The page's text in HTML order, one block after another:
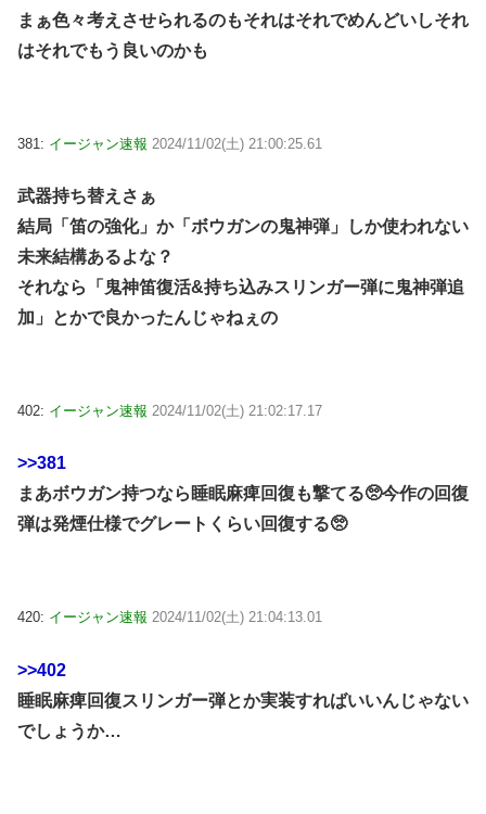
まぁ色々考えさせられるのもそれはそれでめんどいしそれ
はそれでもう良いのかも
381: イージャン速報 2024/11/02(土) 21:00:25.61
武器持ち替えさぁ
結局「笛の強化」か「ボウガンの鬼神弾」しか使われない
未来結構あるよな？
それなら「鬼神笛復活&持ち込みスリンガー弾に鬼神弾追
加」とかで良かったんじゃねぇの
402: イージャン速報 2024/11/02(土) 21:02:17.17
>>381
まあボウガン持つなら睡眠麻痺回復も撃てる🥺今作の回復
弾は発煙仕様でグレートくらい回復する🥺
420: イージャン速報 2024/11/02(土) 21:04:13.01
>>402
睡眠麻痺回復スリンガー弾とか実装すればいいんじゃない
でしょうか…